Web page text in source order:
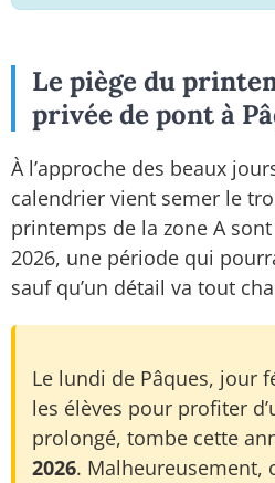
Le piège du
privée de pont à
À l’approche des beaux
calendrier vient semer le
printemps de la zone A
2026, une période qui
sauf qu’un détail va tout
Le lundi de Pâques, jour
les élèves pour profiter
prolongé, tombe cette
2026. Malheureusement,